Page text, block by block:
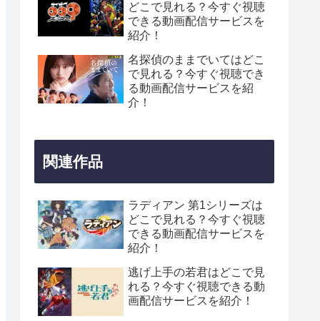
どこで見れる？今すぐ視聴
できる動画配信サービスを
紹介！
名探偵のままでいてはどこ
で見れる？今すぐ視聴でき
る動画配信サービスを紹
介！
関連作品
ラディアン 第1シリーズは
どこで見れる？今すぐ視聴
できる動画配信サービスを
紹介！
逃げ上手の若君はどこで見
れる？今すぐ視聴できる動
画配信サービスを紹介！